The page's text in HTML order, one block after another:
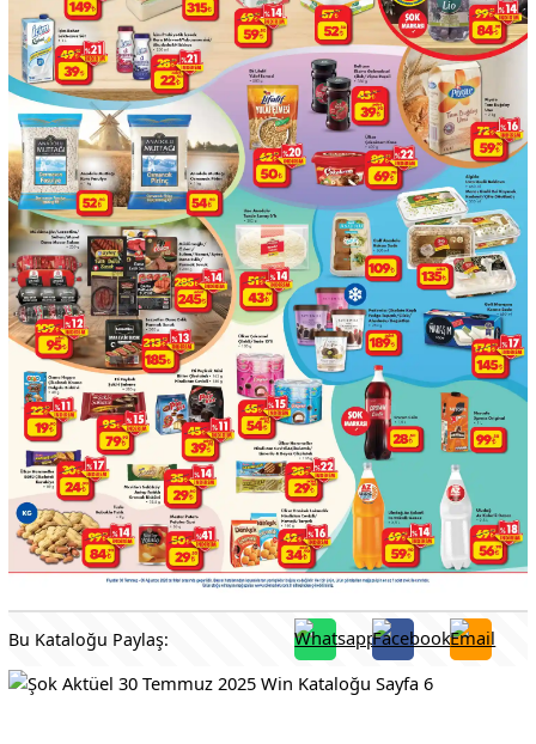
Bu Kataloğu Paylaş: